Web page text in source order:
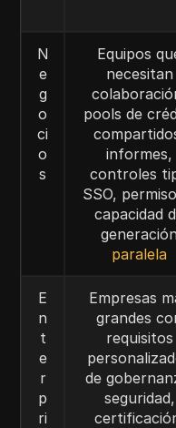
N
e
g
o
ci
o
s
Equipos
necesitan
pools de
informes,
controles
SSO,
capacidad
generación
paralela
E
n
t
e
r
p
ri
Empresas
grandes
requisitos
de
seguridad,